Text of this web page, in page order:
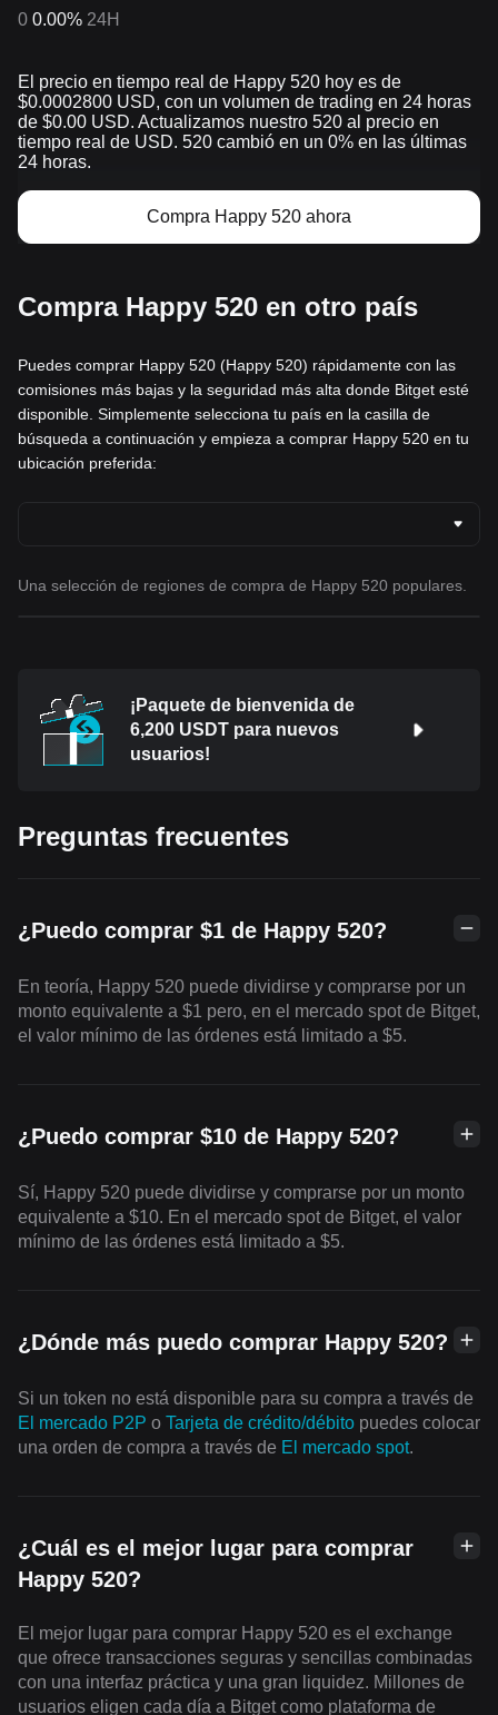
0 0.00% 24H
El precio en tiempo real de Happy 520 hoy es de
$0.0002800 USD, con un volumen de trading en 24 horas
de $0.00 USD. Actualizamos nuestro 520 al precio en
tiempo real de USD. 520 cambió en un 0% en las últimas
24 horas.
Compra Happy 520 ahora
Compra Happy 520 en otro país
Puedes comprar Happy 520 (Happy 520) rápidamente con las
comisiones más bajas y la seguridad más alta donde Bitget esté
disponible. Simplemente selecciona tu país en la casilla de
búsqueda a continuación y empieza a comprar Happy 520 en tu
ubicación preferida:
Una selección de regiones de compra de Happy 520 populares.
¡Paquete de bienvenida de
6,200 USDT para nuevos
usuarios!
Preguntas frecuentes
¿Puedo comprar $1 de Happy 520?
En teoría, Happy 520 puede dividirse y comprarse por un
monto equivalente a $1 pero, en el mercado spot de Bitget,
el valor mínimo de las órdenes está limitado a $5.
¿Puedo comprar $10 de Happy 520?
Sí, Happy 520 puede dividirse y comprarse por un monto
equivalente a $10. En el mercado spot de Bitget, el valor
mínimo de las órdenes está limitado a $5.
¿Dónde más puedo comprar Happy 520?
Si un token no está disponible para su compra a través de
El mercado P2P o Tarjeta de crédito/débito puedes colocar
una orden de compra a través de El mercado spot.
¿Cuál es el mejor lugar para comprar
Happy 520?
El mejor lugar para comprar Happy 520 es el exchange
que ofrece transacciones seguras y sencillas combinadas
con una interfaz práctica y una gran liquidez. Millones de
usuarios eligen cada día a Bitget como plataforma de